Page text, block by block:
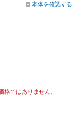
本体を確認する
ではありません。